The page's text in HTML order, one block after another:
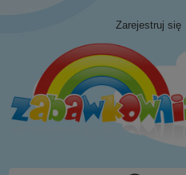
Zarejestruj się